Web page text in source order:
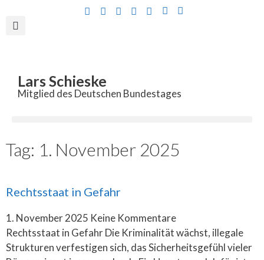
Lars Schieske
Mitglied des Deutschen Bundestages
Tag: 1. November 2025
Rechtsstaat in Gefahr
1. November 2025 Keine Kommentare
Rechtsstaat in Gefahr Die Kriminalität wächst, illegale
Strukturen verfestigen sich, das Sicherheitsgefühl vieler